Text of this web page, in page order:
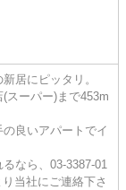
居にピッタリ。
スーパー)まで453m
良いアパートでイ
なら、03-3387-01
当社にご連絡下さ